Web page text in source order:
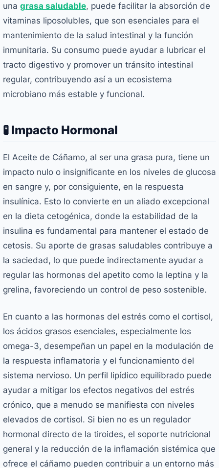
una grasa saludable, puede facilitar la absorción de
vitaminas liposolubles, que son esenciales para el
mantenimiento de la salud intestinal y la función
inmunitaria. Su consumo puede ayudar a lubricar el
tracto digestivo y promover un tránsito intestinal
regular, contribuyendo así a un ecosistema
microbiano más estable y funcional.
🧪 Impacto Hormonal
El Aceite de Cáñamo, al ser una grasa pura, tiene un
impacto nulo o insignificante en los niveles de glucosa
en sangre y, por consiguiente, en la respuesta
insulínica. Esto lo convierte en un aliado excepcional
en la dieta cetogénica, donde la estabilidad de la
insulina es fundamental para mantener el estado de
cetosis. Su aporte de grasas saludables contribuye a
la saciedad, lo que puede indirectamente ayudar a
regular las hormonas del apetito como la leptina y la
grelina, favoreciendo un control de peso sostenible.
En cuanto a las hormonas del estrés como el cortisol,
los ácidos grasos esenciales, especialmente los
omega-3, desempeñan un papel en la modulación de
la respuesta inflamatoria y el funcionamiento del
sistema nervioso. Un perfil lipídico equilibrado puede
ayudar a mitigar los efectos negativos del estrés
crónico, que a menudo se manifiesta con niveles
elevados de cortisol. Si bien no es un regulador
hormonal directo de la tiroides, el soporte nutricional
general y la reducción de la inflamación sistémica que
ofrece el cáñamo pueden contribuir a un entorno más